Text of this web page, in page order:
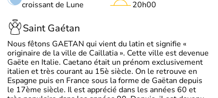
croissant de Lune 20h00
Saint Gaétan
Nous fêtons GAETAN qui vient du latin et signifie «
originaire de la ville de Caillatia ». Cette ville est devenue
Gaëte en Italie. Caetano était un prénom exclusivement
italien et très courant au 15è siècle. On le retrouve en
Espagne puis en France sous la forme de Gaëtan depuis
le 17ème siècle. Il est apprécié dans les années 60 et